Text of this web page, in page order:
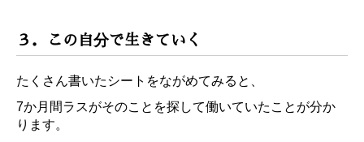
３．この自分で生きていく
たくさん書いたシートをながめてみると、
7か月間ラスがそのことを探して働いていたことが分か
ります。